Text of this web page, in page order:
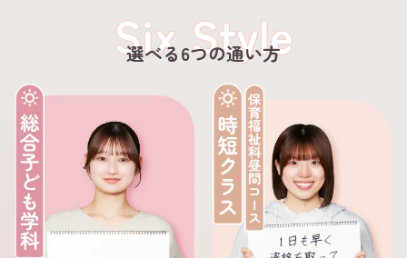
Six Style
選べる6つの通い方